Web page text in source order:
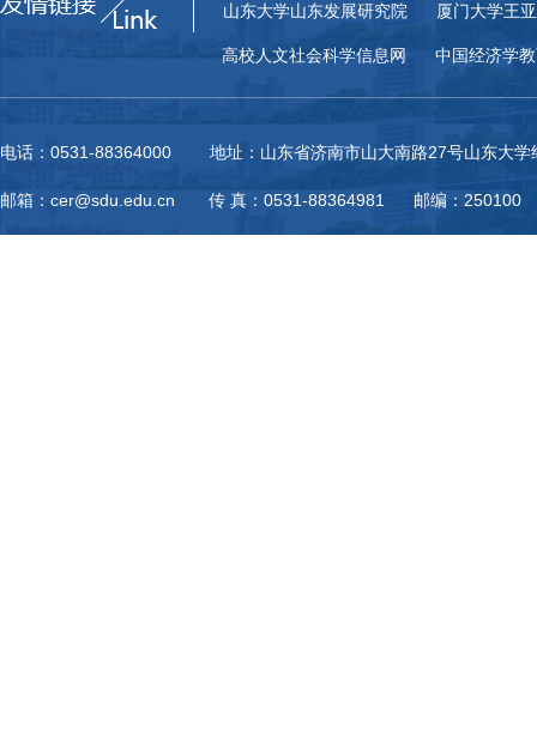
山东大学山东发展研究院 厦门大学王
高校人文社会科学信息网 中国经济学
电话：0531-88364000 地址：山东省济南市山大南路27号山东大学
邮箱：cer@sdu.edu.cn 传 真：0531-88364981 邮编：250100